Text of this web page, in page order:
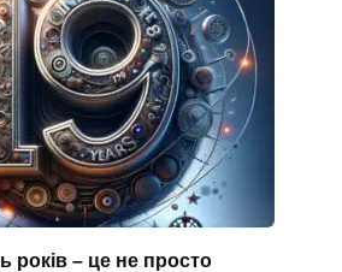
років – це не просто